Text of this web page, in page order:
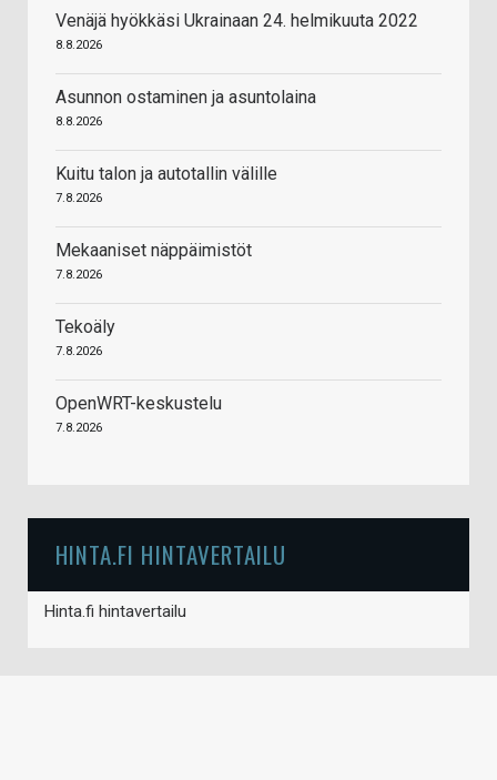
Venäjä hyökkäsi Ukrainaan 24. helmikuuta 2022
8.8.2026
Asunnon ostaminen ja asuntolaina
8.8.2026
Kuitu talon ja autotallin välille
7.8.2026
Mekaaniset näppäimistöt
7.8.2026
Tekoäly
7.8.2026
OpenWRT-keskustelu
7.8.2026
HINTA.FI HINTAVERTAILU
Hinta.fi hintavertailu